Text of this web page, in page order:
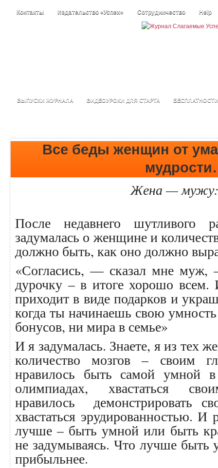
Контакты Издательство «Успех» Сотрудничество Help
ВЫПУСКИ ЖУРНАЛА ВИДЕОУРОКИ ДЛЯ СТАРТА БЕСПЛАТНОСТИ
Все беды женщин от
Жена — мужу:
После недавнего шутливого
задумалась о женщине и
должно быть, как оно должно
«Согласись, — сказал мне
дурочку – в итоге хорошо всем.
приходит в виде подарков и
когда ты начинаешь свою
бонусов, ни мира в семье»
И я задумалась. Знаете, я из тех
количество мозгов – своим
нравилось быть самой умной
олимпиадах, хвастаться
нравилось демонстрировать
хвастаться эрудированностью.
лучше – быть умной или быть
не задумываясь. Что лучше быть
прибыльнее.